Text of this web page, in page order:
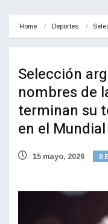
Home Deportes
Selección
nombres de
terminan su
en el Mundial
15 mayo, 2026